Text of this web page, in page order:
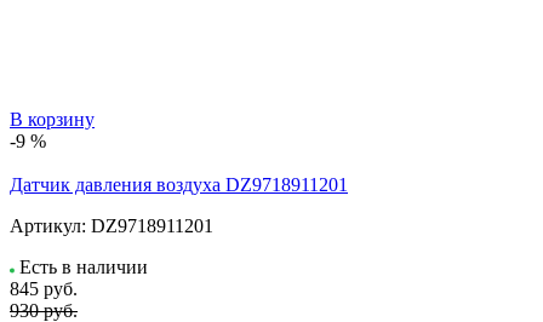
В корзину
-9 %
Датчик давления воздуха DZ9718911201
Артикул: DZ9718911201
Есть в наличии
845 руб.
930 руб.